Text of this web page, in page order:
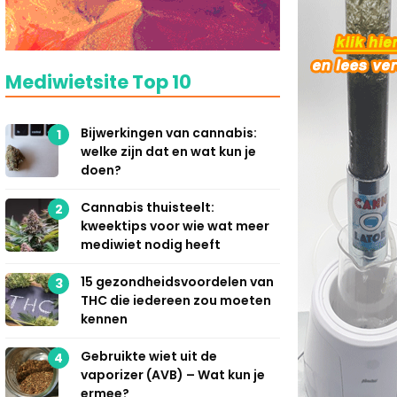
Mediwietsite Top 10
1
Bijwerkingen van cannabis:
welke zijn dat en wat kun je
doen?
2
Cannabis thuisteelt:
kweektips voor wie wat meer
mediwiet nodig heeft
3
15 gezondheidsvoordelen van
THC die iedereen zou moeten
kennen
4
Gebruikte wiet uit de
vaporizer (AVB) – Wat kun je
ermee?